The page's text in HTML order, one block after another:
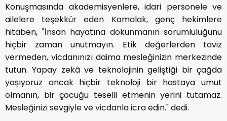
Konuşmasında akademisyenlere, idari personele ve
ailelere teşekkür eden Kamalak, genç hekimlere
hitaben, "İnsan hayatına dokunmanın sorumluluğunu
hiçbir zaman unutmayın. Etik değerlerden taviz
vermeden, vicdanınızı daima mesleğinizin merkezinde
tutun. Yapay zekâ ve teknolojinin geliştiği bir çağda
yaşıyoruz ancak hiçbir teknoloji bir hastaya umut
olmanın, bir çocuğu teselli etmenin yerini tutamaz.
Mesleğinizi sevgiyle ve vicdanla icra edin." dedi.